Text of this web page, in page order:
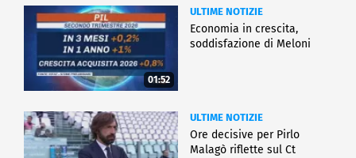
01:52
ULTIME NOTIZIE
Economia in crescita,
soddisfazione di Meloni
ULTIME NOTIZIE
Ore decisive per Pirlo
Malagò riflette sul Ct